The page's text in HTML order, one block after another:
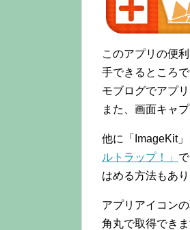
このアプリの便
手できるところで
モブログでアプ
また、画面キャ
他に「ImageKit
ルトラップ！」
はめる方法もあり
アプリアイコン
角丸で取得できま